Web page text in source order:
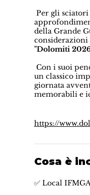
Per gli
della Grande
"Dolomiti
Con i suoi
un classico
giornata
memorabili e
https://
Cosa è
✅ Local